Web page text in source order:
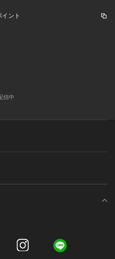
ント
信中